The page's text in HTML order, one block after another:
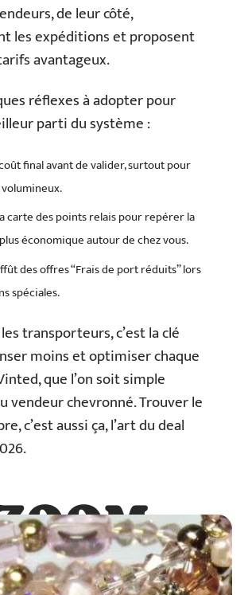
de leur côté,
les expéditions et proposent
avantageux.
réflexes à adopter pour
parti du système :
final avant de valider, surtout pour
carte des points relais pour repérer la
économique autour de chez vous.
des offres “Frais de port réduits” lors
spéciales.
transporteurs, c’est la clé
moins et optimiser chaque
que l’on soit simple
vendeur chevronné. Trouver le
c’est aussi ça, l’art du deal